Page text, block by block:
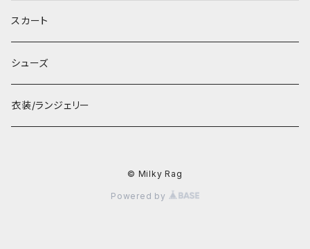
スカート
シューズ
衣装/ランジェリー
© Milky Rag
Powered by